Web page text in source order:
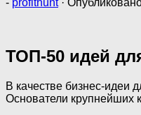
ТОП-50 идей
В качестве бизнес-идеи
Основатели крупнейших